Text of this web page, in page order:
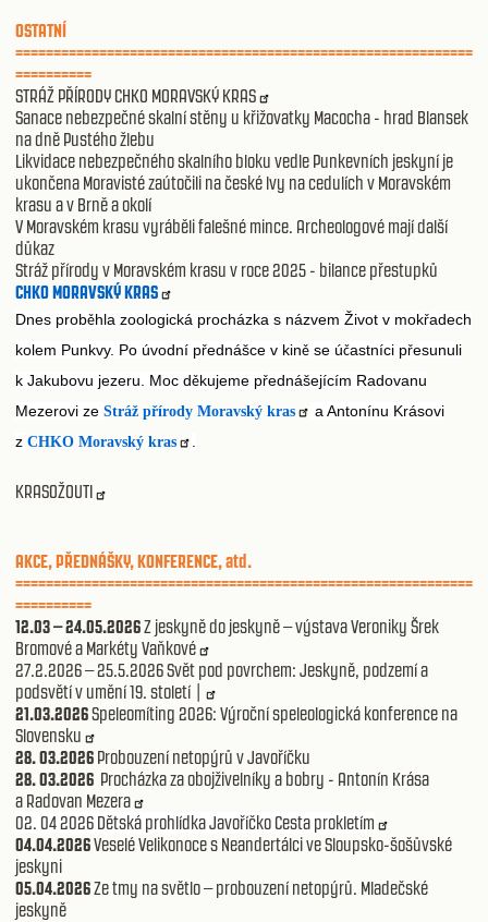
OSTATNÍ
============================================================
==========
STRÁŽ PŘÍRODY CHKO MORAVSKÝ KRAS
Sanace nebezpečné skalní stěny u křižovatky Macocha - hrad Blansek
na dně Pustého žlebu
Likvidace nebezpečného skalního bloku vedle Punkevních jeskyní je
ukončena Moravisté zaútočili na české lvy na cedulích v Moravském
krasu a v Brně a okolí
V Moravském krasu vyráběli falešné mince. Archeologové mají další
důkaz
Stráž přírody v Moravském krasu v roce 2025 - bilance přestupků
CHKO MORAVSKÝ KRAS
Dnes proběhla zoologická procházka s názvem Život v mokřadech
kolem Punkvy. Po úvodní přednášce v kině se účastníci přesunuli
k Jakubovu jezeru. Moc děkujeme přednášejícím Radovanu
Mezerovi ze Stráž přírody Moravský kras
a Antonínu Krásovi
z CHKO Moravský kras
KRASOŽOUTI
AKCE, PŘEDNÁŠKY, KONFERENCE, atd.
============================================================
==========
12.03 – 24.05.2026Z jeskyně do jeskyně – výstava Veroniky Šrek
Bromové a Markéty Vaňkové
27.2.2026 – 25.5.2026 Svět pod povrchem: Jeskyně, podzemí a
podsvětí v umění 19. století |
21.03.2026Speleomíting 2026: Výroční speleologická konference na
Slovensku
28. 03.2026 Probouzení netopýrů v Javoříčku
28. 03.2026 Procházka za obojživelníky a bobry - Antonín Krása
a Radovan Mezera
02. 04 2026 Dětská prohlídka Javoříčko Cesta prokletím
04.04.2026Veselé Velikonoce s Neandertálci ve Sloupsko-šošůvské
jeskyni
05.04.2026Ze tmy na světlo – probouzení netopýrů. Mladečské
jeskyně